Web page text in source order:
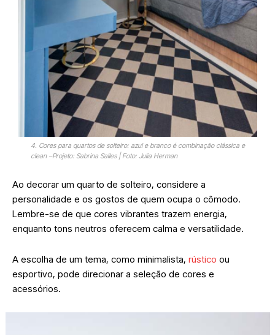
4. Cores para quartos de solteiro: azul e branco é combinação clássica e
clean –Projeto: Sabrina Salles | Foto: Julia Herman
Ao decorar um quarto de solteiro, considere a
personalidade e os gostos de quem ocupa o cômodo.
Lembre-se de que cores vibrantes trazem energia,
enquanto tons neutros oferecem calma e versatilidade.
A escolha de um tema, como minimalista, rústico ou
esportivo, pode direcionar a seleção de cores e
acessórios.